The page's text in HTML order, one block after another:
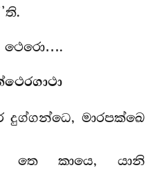
දුග්ගන්ධෙ, මාරපක්ඛෙ
තෙ කායෙ, යානි